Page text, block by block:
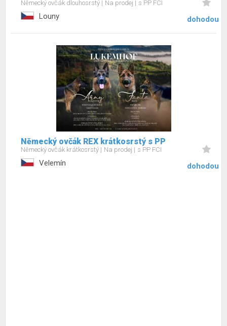
Německý ovčák dlouhosrstý Na prodej s PP FCI
Louny dohodou
Německý ovčák REX krátkosrstý s PP
Německý ovčák krátkosrstý Na prodej s PP FCI
Velemín dohodou